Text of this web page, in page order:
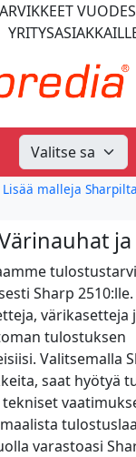
Lisää malleja
Sharp
värikasetteja
tulostuksen
Valitsemalla
saat hyötyä
varastoasi